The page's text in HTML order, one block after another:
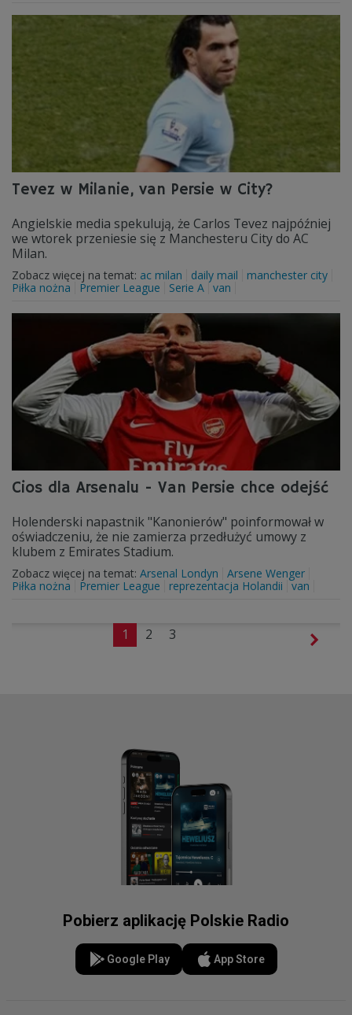
Tevez w Milanie, van Persie w City?
Angielskie media spekulują, że Carlos Tevez najpóźniej
we wtorek przeniesie się z Manchesteru City do AC
Milan.
Zobacz więcej na temat: ac milan daily mail
manchester city
Piłka nożna
Premier League Serie A van
Cios dla Arsenalu - Van Persie chce odejść
Holenderski napastnik "Kanonierów" poinformował w
oświadczeniu, że nie zamierza przedłużyć umowy z
klubem z Emirates Stadium.
Zobacz więcej na temat: Arsenal Londyn
Arsene Wenger
Piłka nożna
Premier League reprezentacja Holandii van
1 2 3
Pobierz aplikację Polskie Radio
Google Play App Store